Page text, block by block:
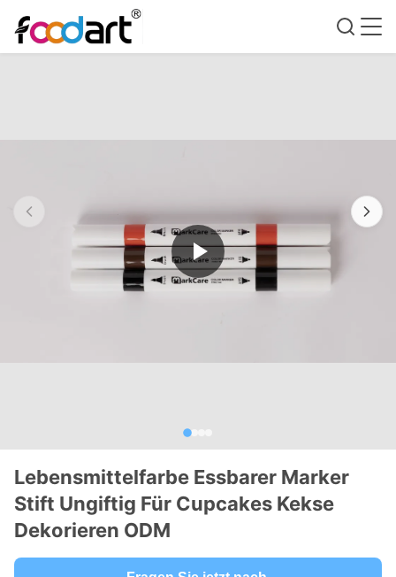
Lebensmittelfarbe Essbarer Marker
Stift Ungiftig Für Cupcakes Kekse
Dekorieren ODM